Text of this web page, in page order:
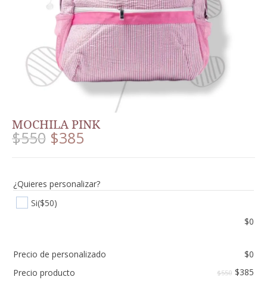
MOCHILA PINK
$550 $385
¿Quieres personalizar?
Si($50)
$0
Precio de personalizado $0
Precio producto
$550 $385